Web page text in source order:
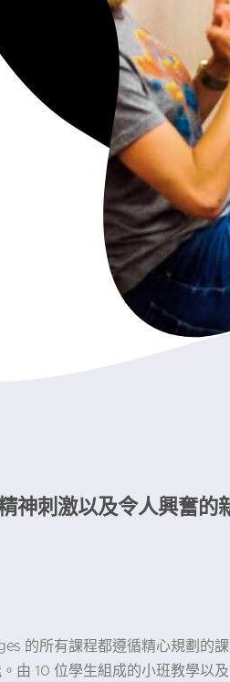
神刺激以及令人興奮的
的所有課程都遵循精心規劃的
由 10 位學生組成的小班教學以